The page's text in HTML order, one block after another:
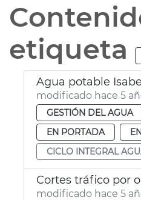
etiqueta
Agua potable
modificado hace 5
GESTIÓN DEL AGUA
EN PORTADA
CICLO INTEGRAL
Cortes tráfico por
modificado hace 5